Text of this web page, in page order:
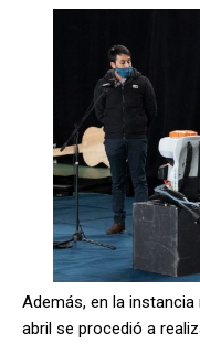
Además, en la
abril se procedió a